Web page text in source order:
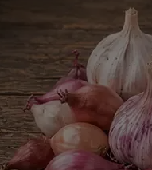
rankend
Geeignet für
Hersteller:
Artikelnummer: